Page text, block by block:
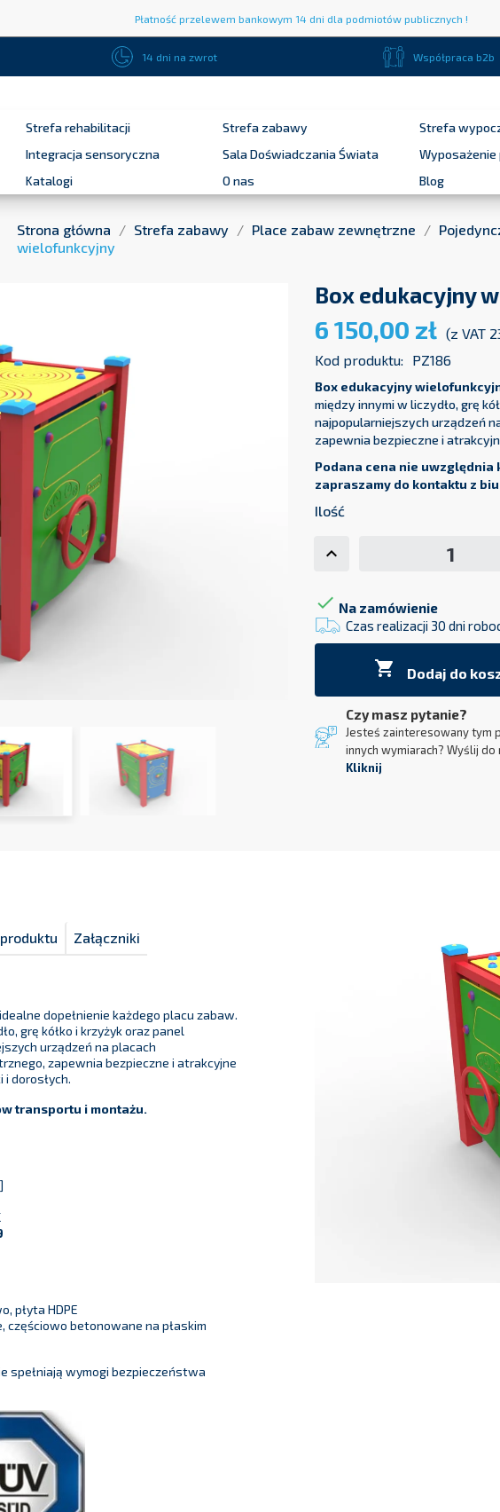
Płatność przelewem bankowym 14 dni dla podmiotów publicznych !
14 dni na zwrot Współpraca b2b
Strefa rehabilitacji
Strefa zabawy Strefa
Integracja sensoryczna
Sala Doświadczania Świata
Katalogi
O nas Blog
Strona główna Strefa zabawy Place zabaw zewnętrzne
wielofunkcyjny
Box edukacyjny
6 150,00 zł (z VAT
Kod produktu:
PZ186
Box edukacyjny
między innymi w liczydło, grę
najpopularniejszych urządzeń
zapewnia bezpieczne i
Podana cena nie
zapraszamy do kontaktu z
Ilość
 Na zamówienie
Czas realizacji 30 dni
 Dodaj do
Czy masz pytanie?
Jesteś zainteresowany tym
innych wymiarach? Wyślij do
Kliknij
Załączniki
dopełnienie każdego placu zabaw.
grę kółko i krzyżyk oraz panel
urządzeń na placach
zapewnia bezpieczne i atrakcyjne
dorosłych.
transportu i montażu.
płyta HDPE
częściowo betonowane na płaskim
spełniają wymogi bezpieczeństwa